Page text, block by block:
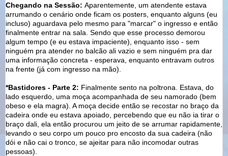
Chegando na Sessão: Aparentemente, um atendente estava
arrumando o cenário onde ficam os posters, enquanto alguns (eu
incluso) aguardava pelo mesmo para "marcar" o ingresso e então
finalmente entrar na sala. Sendo que esse processo demorou
algum tempo (e eu estava impaciente), enquanto isso - sem
ninguém pra atender no balcão ali vazio e sem ninguém pra dar
uma informação concreta - esperava, enquanto entravam outros
na frente (já com ingresso na mão).
*Bastidores - Parte 2: Finalmente sento na poltrona. Estava, do
lado esquerdo, uma moça acompanhada de seu namorado (bem
obeso e ela magra). A moça decide então se recostar no braço da
cadeira onde eu estava apoiado, percebendo que eu não ia tirar o
braço dali, ela então procurou um jeito de se arrumar rapidamente,
levando o seu corpo um pouco pro encosto da sua cadeira (não
dói e não cai o tronco, se ajeitar para não incomodar outras
pessoas).